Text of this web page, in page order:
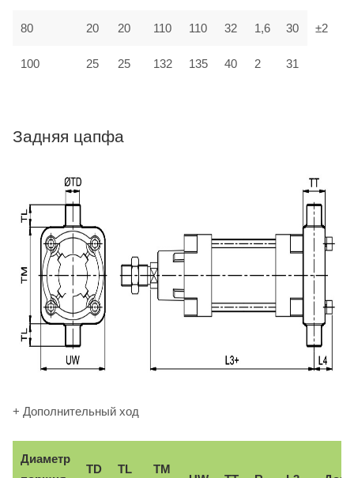
±2
80 20 20 110 110 32 1,6 30
100 25 25 132 135 40 2 31
Задняя цапфа
+ Дополнительный ход
Диаметр
TD TL TM